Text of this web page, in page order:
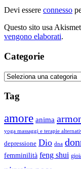
Devi essere connesso
Questo sito usa
vengono elaborati.
Categorie
Categorie
Tag
amore anima
yoga massaggi e terapie
depressione Dio dna
femminilità feng shui